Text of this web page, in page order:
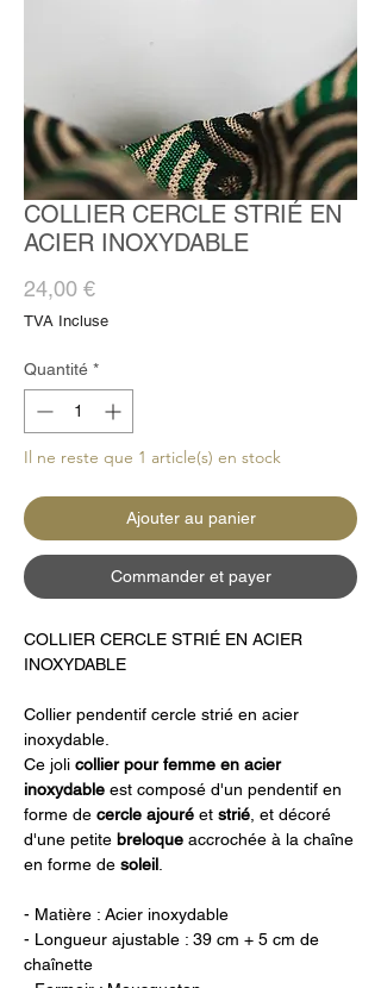
COLLIER CERCLE STRIÉ EN
ACIER INOXYDABLE
24,00 €Prix
TVA Incluse
Quantité *
Il ne reste que 1 article(s) en stock
Ajouter au panier
Commander et payer
COLLIER CERCLE STRIÉ EN ACIER
INOXYDABLE
Collier pendentif cercle strié en acier
inoxydable.
Ce joli collier pour femme en acier
inoxydable est composé d'un pendentif en
forme de cercle ajouré et strié , et décoré
d'une petite breloque accrochée à la chaîne
en forme de soleil
- Matière : Acier inoxydable
- Longueur ajustable : 39 cm + 5 cm de
chaînette